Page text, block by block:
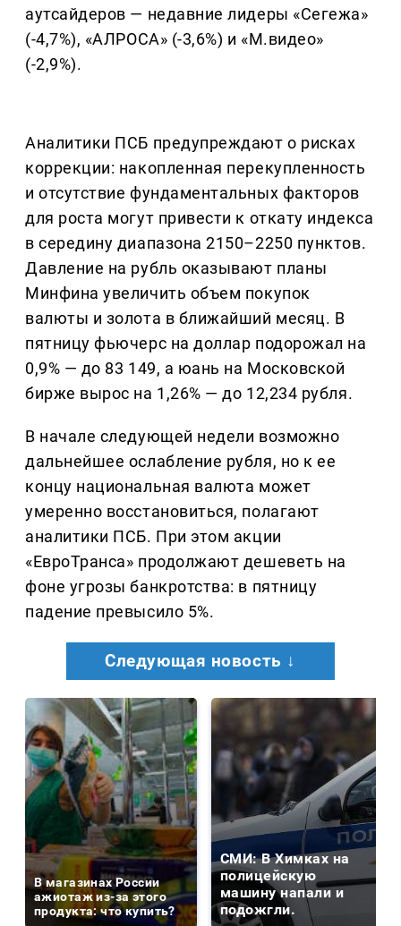
аутсайдеров — недавние лидеры «Сегежа»
(-4,7%), «АЛРОСА» (-3,6%) и «М.видео»
(-2,9%).
Аналитики ПСБ предупреждают о рисках
коррекции: накопленная перекупленность
и отсутствие фундаментальных факторов
для роста могут привести к откату индекса
в середину диапазона 2150–2250 пунктов.
Давление на рубль оказывают планы
Минфина увеличить объем покупок
валюты и золота в ближайший месяц. В
пятницу фьючерс на доллар подорожал на
0,9% — до 83 149, а юань на Московской
бирже вырос на 1,26% — до 12,234 рубля.
В начале следующей недели возможно
дальнейшее ослабление рубля, но к ее
концу национальная валюта может
умеренно восстановиться, полагают
аналитики ПСБ. При этом акции
«ЕвроТранса» продолжают дешеветь на
фоне угрозы банкротства: в пятницу
падение превысило 5%.
Следующая новость ↓
В магазинах России
ажиотаж из-за этого
продукта: что купить?
СМИ: В Химках на
полицейскую
машину напали и
подожгли.